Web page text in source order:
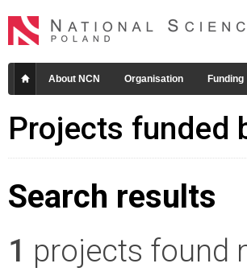
About NCN Organisation Funding
Projects funded
Search results
1 projects found